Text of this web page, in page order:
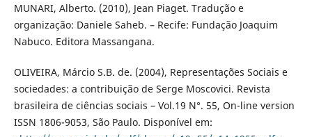
MUNARI, Alberto. (2010), Jean Piaget. Tradução e
organização: Daniele Saheb. – Recife: Fundação Joaquim
Nabuco. Editora Massangana.
OLIVEIRA, Márcio S.B. de. (2004), Representações Sociais e
sociedades: a contribuição de Serge Moscovici. Revista
brasileira de ciências sociais – Vol.19 N°. 55, On-line version
ISSN 1806-9053, São Paulo. Disponível em: